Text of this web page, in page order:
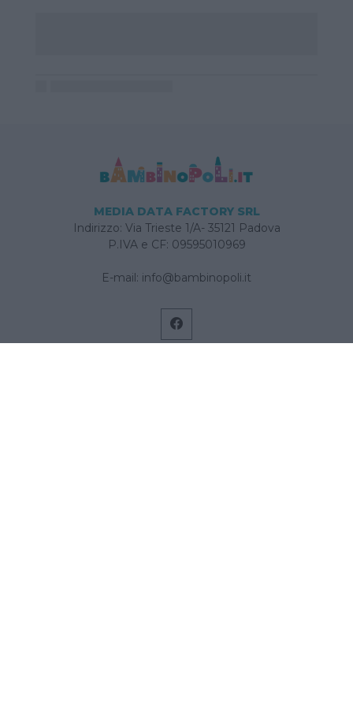
MEDIA DATA FACTORY SRL
Indirizzo: Via Trieste 1/A- 35121 Padova
P.IVA e CF: 09595010969
E-mail: info@bambinopoli.it